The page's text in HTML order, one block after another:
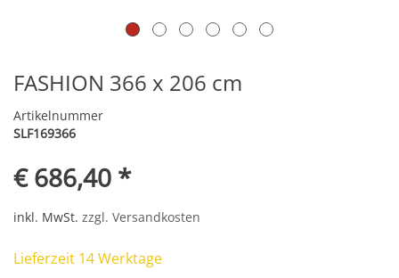
FASHION 366 x 206 cm
Artikelnummer
SLF169366
€ 686,40 *
inkl. MwSt. zzgl. Versandkosten
Lieferzeit 14 Werktage